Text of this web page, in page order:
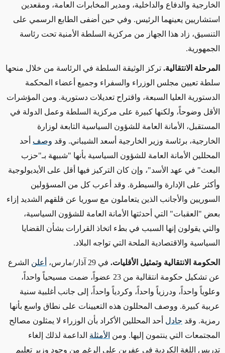
الخارجية والدفاع والداخلية، ومدير المخابرات العامة، ومقعدين
استشاريين يعينهما الرئيس. وفي حين أضفى الطابع الرسمي على
التنسيق، زاد هذا الجهاز من مركزية السلطة الأمنية تحت رئاسة
الجمهورية.
المرحلة الانتقالية. تركز الوثيقة السلطة في الرئاسة من خلال منحها
سلطة تعيين مجلس الوزراء والسفراء وجميع أعضاء المحكمة
الدستورية العليا السبعة، واقتراح تعديلات دستورية. ومن المؤشرات
الأقل وضوحاً، ولكنها كبيرة على مركزية السلطة وعمل الدولة في
المستقبل، الأمانة العامة للشؤون السياسية التابعة لوزارة
الخارجية، برئاسة وزير الخارجية أسعد الشيباني. وقد وصف أحد
المحللين الأمانة العامة للشؤون السياسية بأنها "شبيهة بـ"حزب
البعث" في عهد الأسد"، وإن كان التركيز فيها أقل على الأيديولوجية
وأكثر على الإدارة والسيطرة. وقد أعرب كل من المسؤولين
السوريين والأجانب الذين يتعاملون مع سوريا عن قلقهم الشديد إزاء
بعض "العقبات" التي أحدثتها الأمانة العامة للشؤون السياسية،
والتي يقولون إنها السبب في بطء اتخاذ القرارات بشأن القضايا
السياسية والاقتصادية الملحة التي تواجه البلاد.
الحكومة الانتقالية وتمثيل الأقليات. في 29 آذار/مارس، أعلن الشرع
عن تشكيل حكومة انتقالية من 23 عضواً، ضمت مسيحياً واحداً،
وعلوياً واحداً، ودرزياً واحداً، وكردياً واحداً، إلى جانب أغلبية سنية
عربية كبيرة. ووصف المحللون هذه التعيينات على نطاق واسع بأنها
رمزية. وقد جادل أحد المحللين الأكراد بأن الوزراء لا يمثلون مصالح
المجتمعات التي ينتمون إليها. ومن الأمثلة الداعمة لذلك إلغاء
تدريس اللغة الكردية في عفرين على الرغم من وجود وزير تعليم